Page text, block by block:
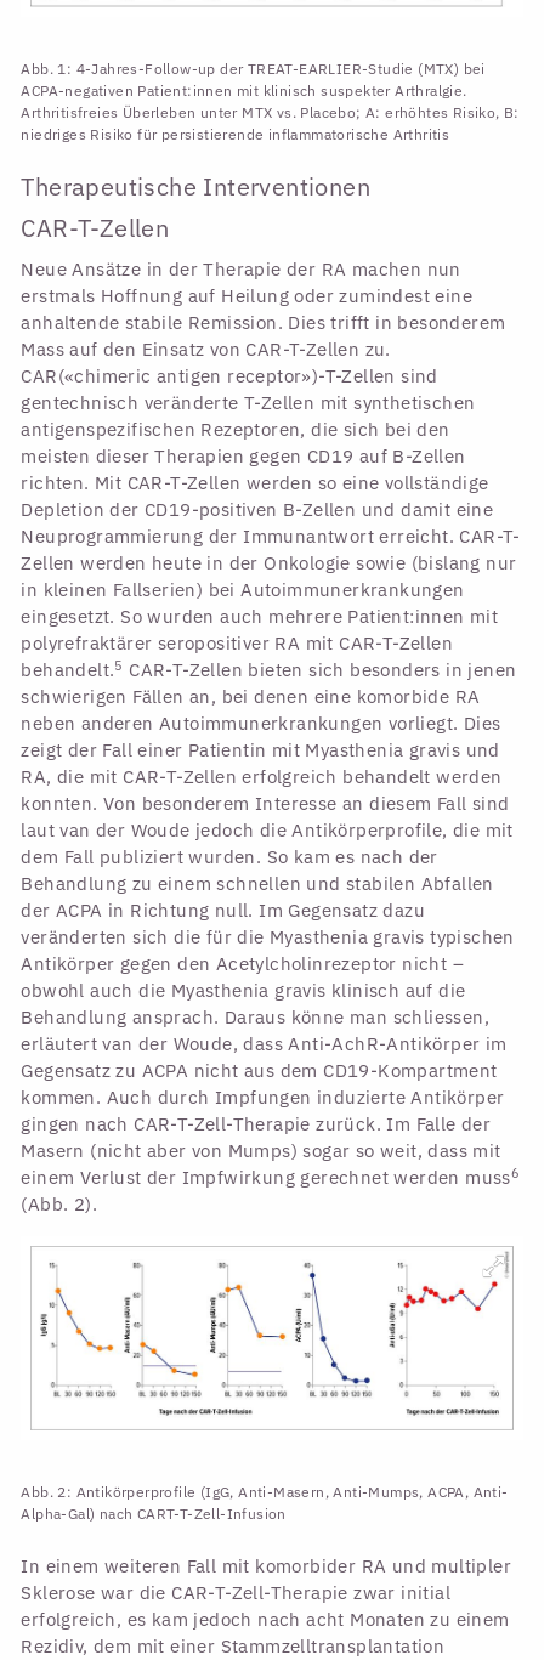
Abb. 1: 4-Jahres-Follow-up der TREAT-EARLIER-Studie (MTX) bei
ACPA-negativen Patient:innen mit klinisch suspekter Arthralgie.
Arthritisfreies Überleben unter MTX vs. Placebo; A: erhöhtes Risiko, B:
niedriges Risiko für persistierende inflammatorische Arthritis
Therapeutische Interventionen
CAR-T-Zellen
Neue Ansätze in der Therapie der RA machen nun
erstmals Hoffnung auf Heilung oder zumindest eine
anhaltende stabile Remission. Dies trifft in besonderem
Mass auf den Einsatz von CAR-T-Zellen zu.
CAR(«chimeric antigen receptor»)-T-Zellen sind
gentechnisch veränderte T-Zellen mit synthetischen
antigenspezifischen Rezeptoren, die sich bei den
meisten dieser Therapien gegen CD19 auf B-Zellen
richten. Mit CAR-T-Zellen werden so eine vollständige
Depletion der CD19-positiven B-Zellen und damit eine
Neuprogrammierung der Immunantwort erreicht. CAR-T-
Zellen werden heute in der Onkologie sowie (bislang nur
in kleinen Fallserien) bei Autoimmunerkrankungen
eingesetzt. So wurden auch mehrere Patient:innen mit
polyrefraktärer seropositiver RA mit CAR-T-Zellen
behandelt.5 CAR-T-Zellen bieten sich besonders in jenen
schwierigen Fällen an, bei denen eine komorbide RA
neben anderen Autoimmunerkrankungen vorliegt. Dies
zeigt der Fall einer Patientin mit Myasthenia gravis und
RA, die mit CAR-T-Zellen erfolgreich behandelt werden
konnten. Von besonderem Interesse an diesem Fall sind
laut van der Woude jedoch die Antikörperprofile, die mit
dem Fall publiziert wurden. So kam es nach der
Behandlung zu einem schnellen und stabilen Abfallen
der ACPA in Richtung null. Im Gegensatz dazu
veränderten sich die für die Myasthenia gravis typischen
Antikörper gegen den Acetylcholinrezeptor nicht –
obwohl auch die Myasthenia gravis klinisch auf die
Behandlung ansprach. Daraus könne man schliessen,
erläutert van der Woude, dass Anti-AchR-Antikörper im
Gegensatz zu ACPA nicht aus dem CD19-Kompartment
kommen. Auch durch Impfungen induzierte Antikörper
gingen nach CAR-T-Zell-Therapie zurück. Im Falle der
Masern (nicht aber von Mumps) sogar so weit, dass mit
einem Verlust der Impfwirkung gerechnet werden muss6
(Abb. 2).
Abb. 2: Antikörperprofile (IgG, Anti-Masern, Anti-Mumps, ACPA, Anti-
Alpha-Gal) nach CART-T-Zell-Infusion
In einem weiteren Fall mit komorbider RA und multipler
Sklerose war die CAR-T-Zell-Therapie zwar initial
erfolgreich, es kam jedoch nach acht Monaten zu einem
Rezidiv, dem mit einer Stammzelltransplantation